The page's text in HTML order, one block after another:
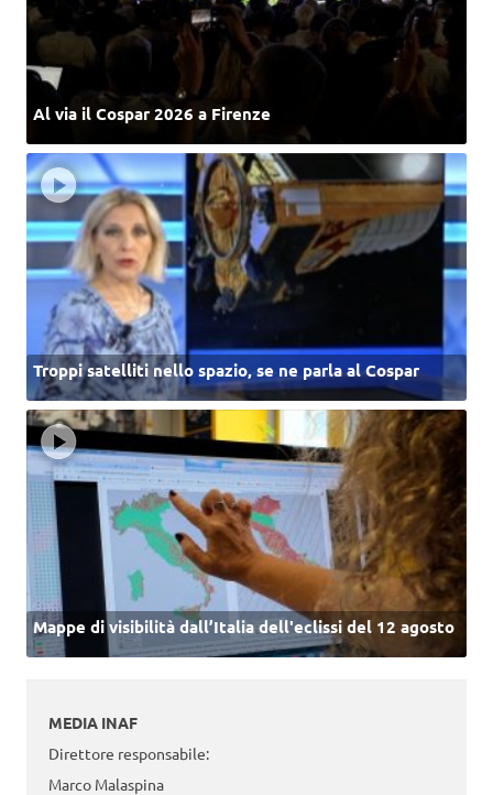
Al via il Cospar 2026 a Firenze
Troppi satelliti nello spazio, se ne parla al Cospar
Mappe di visibilità dall’Italia dell'eclissi del 12 agosto
MEDIA INAF
Direttore responsabile:
Marco Malaspina